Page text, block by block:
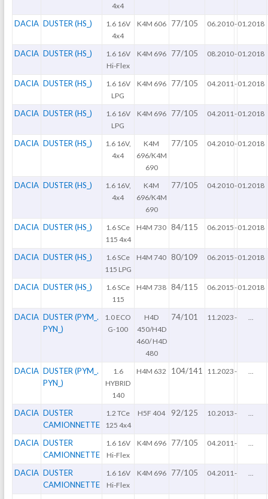
4x4
DACIA DUSTER (HS_)
1.6 16V
4x4
K4M 606 77/105 06.2010-01.2018
DACIA DUSTER (HS_)
1.6 16V
Hi-Flex
K4M 696 77/105 08.2010-01.2018
DACIA DUSTER (HS_)
1.6 16V
LPG
K4M 696 77/105 04.2011 -01.2018
DACIA DUSTER (HS_)
1.6 16V
LPG
K4M 696 77/105 04.2011 -01.2018
DACIA DUSTER (HS_)
1.6 16V,
4x4
K4M
696/K4M
690
77/105 04.2010-01.2018
DACIA DUSTER (HS_)
1.6 16V,
4x4
K4M
696/K4M
690
77/105 04.2010-01.2018
DACIA DUSTER (HS_)
1.6 SCe
115 4x4
H4M 730 84/115 06.2015-01.2018
DACIA DUSTER (HS_)
1.6 SCe
115 LPG
H4M 740 80/109 06.2015-01.2018
DACIA DUSTER (HS_)
1.6 SCe
115
H4M 738 84/115 06.2015-01.2018
DACIA DUSTER (PYM_.
PYN_)
1.0 ECO
G-100
H4D
450/H4D
460/ H4D
480
74/101 11.2023-
DACIA DUSTER (PYM_.
PYN_)
1.6
HYBRID
140
H4M 632 104/141 11.2023-
DACIA DUSTER
CAMIONNETTE
1.2 TCe
125 4x4
H5F 404 92/125 10.2013-
DACIA DUSTER
CAMIONNETTE
1.6 16V
Hi-Flex
K4M 696 77/105 04.2011 -
DACIA DUSTER
CAMIONNETTE
1.6 16V
Hi-Flex
K4M 696 77/105 04.2011 -